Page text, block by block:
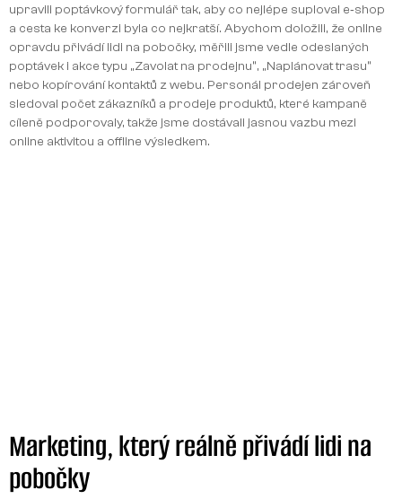
upravili poptávkový formulář tak, aby co nejlépe suploval e‑shop
a cesta ke konverzi byla co nejkratší. Abychom doložili, že online
opravdu přivádí lidi na pobočky, měřili jsme vedle odeslaných
poptávek i akce typu „Zavolat na prodejnu“, „Naplánovat trasu“
nebo kopírování kontaktů z webu. Personál prodejen zároveň
sledoval počet zákazníků a prodeje produktů, které kampaně
cíleně podporovaly, takže jsme dostávali jasnou vazbu mezi
online aktivitou a offline výsledkem.
Marketing, který reálně přivádí lidi na
pobočky